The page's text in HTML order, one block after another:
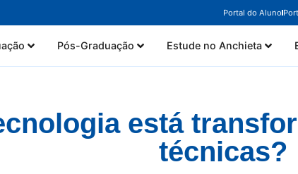
Portal do Aluno
Pós-Graduação Estude no Anchieta
está
técnicas?